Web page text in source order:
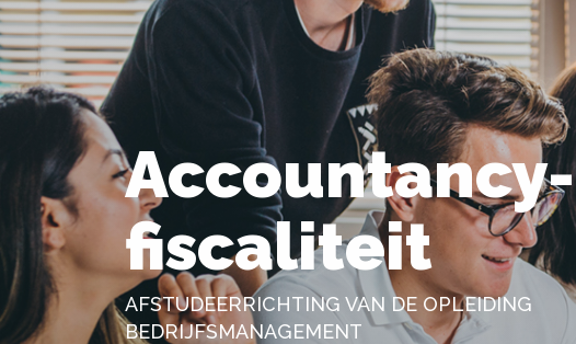
Accountancy-
fiscaliteit
AFSTUDEERRICHTING VAN DE OPLEIDING
BEDRIJFSMANAGEMENT